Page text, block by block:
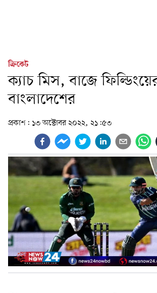
ক্রিকেট
ক্যাচ মিস, বাজে
বাংলাদেশের
প্রকাশ: ১৩ অক্টোবর ২০২২, ২১:৫৩